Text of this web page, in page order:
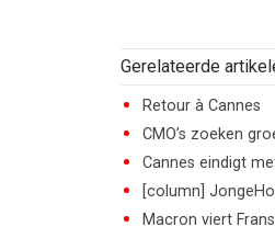
Gerelateerde
Retour à Cannes
CMO’s zoeken
Cannes eindigt
[column]
Macron viert